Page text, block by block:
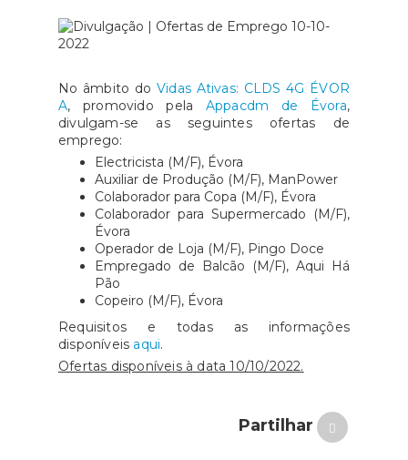
No âmbito do Vidas Ativas: CLDS 4G ÉVOR
A, promovido pela Appacdm de Évora,
divulgam-se as seguintes ofertas de
emprego:
Electricista (M/F), Évora
Auxiliar de Produção (M/F), ManPower
Colaborador para Copa (M/F), Évora
Colaborador para Supermercado (M/F),
Évora
Operador de Loja (M/F), Pingo Doce
Empregado de Balcão (M/F), Aqui Há
Pão
Copeiro (M/F), Évora
Requisitos e todas as informações
disponíveis aqui.
Ofertas disponíveis à data 10/10/2022.
Partilhar